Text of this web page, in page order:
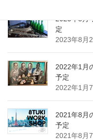
2023年8月
定
2023年8月
2022年1月
予定
2022年1月
2021年8月
予定
2021年8月